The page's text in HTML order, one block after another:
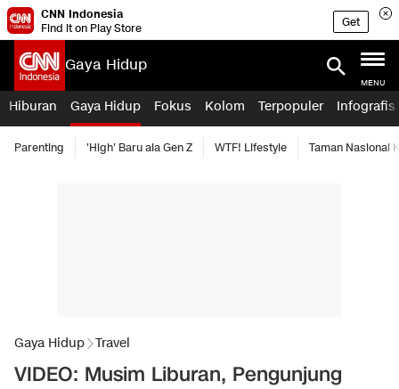
CNN Indonesia
Find it on Play Store
Get
Gaya Hidup
MENU
Hiburan Gaya Hidup Fokus Kolom Terpopuler Infografis
Parenting 'High' Baru ala Gen Z WTF! Lifestyle Taman Nasional
Gaya Hidup Travel
VIDEO: Musim Liburan, Pengunjung